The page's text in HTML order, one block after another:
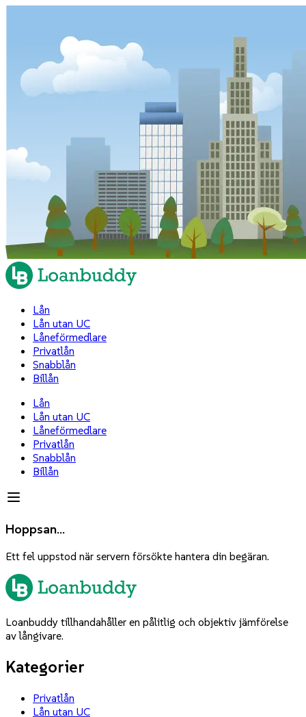
Lån
Lån utan UC
Låneförmedlare
Privatlån
Snabblån
Billån
Lån
Lån utan UC
Låneförmedlare
Privatlån
Snabblån
Billån
Hoppsan...
Ett fel uppstod när servern försökte hantera din begäran.
Loanbuddy tillhandahåller en pålitlig och objektiv jämförelse
av långivare.
Kategorier
Privatlån
Lån utan UC